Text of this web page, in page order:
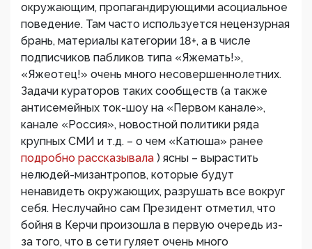
окружающим, пропагандирующими асоциальное
поведение. Там часто используется нецензурная
брань, материалы категории 18+, а в числе
подписчиков пабликов типа «Яжемать!»,
«Яжеотец!» очень много несовершеннолетних.
Задачи кураторов таких сообществ (а также
антисемейных ток-шоу на «Первом канале»,
канале «Россия», новостной политики ряда
крупных СМИ и т.д. – о чем «Катюша» ранее
подробно рассказывала ) ясны – вырастить
нелюдей-мизантропов, которые будут
ненавидеть окружающих, разрушать все вокруг
себя. Неслучайно сам Президент отметил, что
бойня в Керчи произошла в первую очередь из-
за того, что в сети гуляет очень много